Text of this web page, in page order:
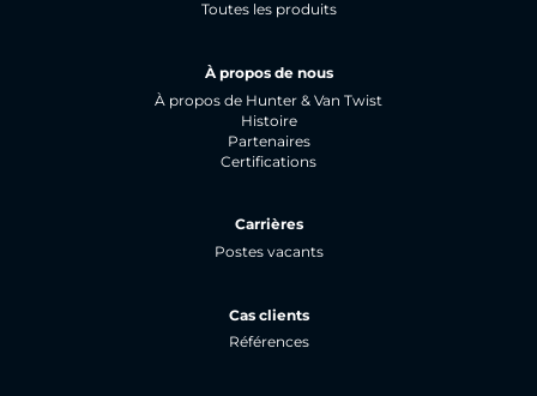
Toutes les produits
À propos de nous
À propos de Hunter & Van Twist
Histoire
Partenaires
Certifications
Carrières
Postes vacants
Cas clients
Références